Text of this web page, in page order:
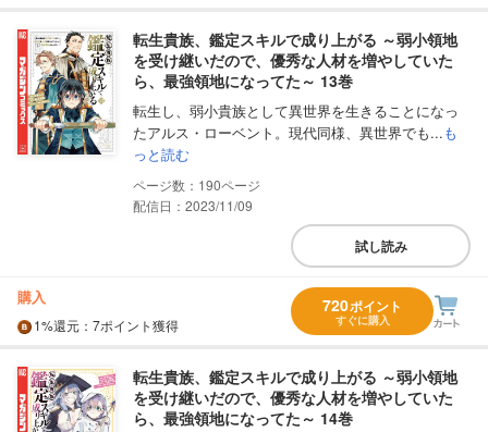
転生貴族、鑑定スキルで成り上がる ～弱小領地
を受け継いだので、優秀な人材を増やしていた
ら、最強領地になってた～ 13巻
転生し、弱小貴族として異世界を生きることになっ
たアルス・ローベント。現代同様、異世界でも...も
っと読む
190
配信日：2023/11/09
試し読み
購入
1%還元 ：7ポイント獲得
720ポイント
すぐに購入
転生貴族、鑑定スキルで成り上がる ～弱小領地
を受け継いだので、優秀な人材を増やしていた
ら、最強領地になってた～ 14巻